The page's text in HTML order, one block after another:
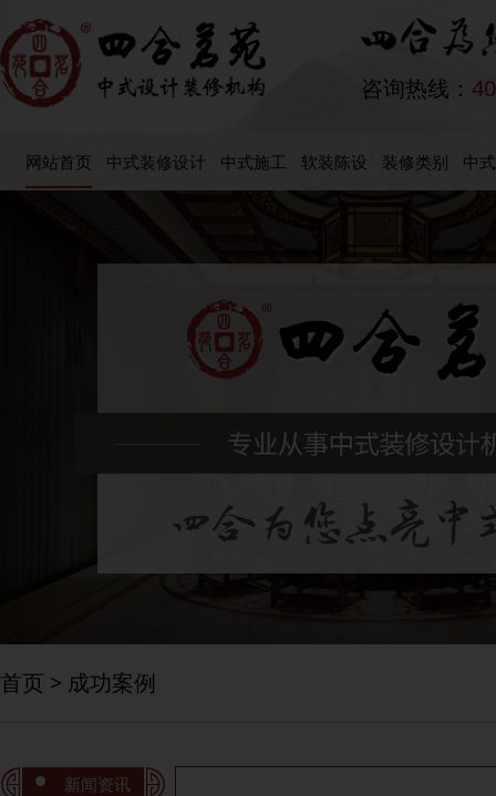
咨询热线：
网站首页 中式装修设计 中式施工 软装陈设 装修类别 中
首页 > 成功案例
新闻资讯